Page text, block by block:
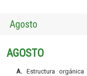
Agosto
AGOSTO
A. Estructura